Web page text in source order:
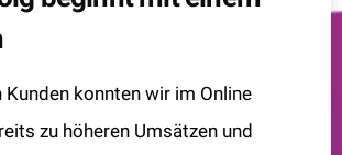
Kunden konnten wir im Online
zu höheren Umsätzen und